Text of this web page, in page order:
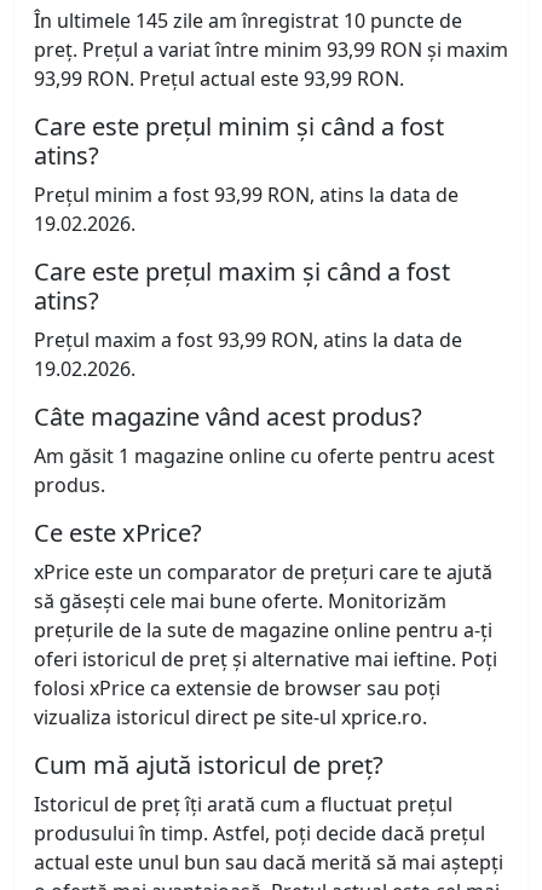
În ultimele 145 zile am înregistrat 10 puncte de
preț. Prețul a variat între minim 93,99 RON și maxim
93,99 RON. Prețul actual este 93,99 RON.
Care este prețul minim și când a fost
atins?
Prețul minim a fost 93,99 RON, atins la data de
19.02.2026.
Care este prețul maxim și când a fost
atins?
Prețul maxim a fost 93,99 RON, atins la data de
19.02.2026.
Câte magazine vând acest produs?
Am găsit 1 magazine online cu oferte pentru acest
produs.
Ce este xPrice?
xPrice este un comparator de prețuri care te ajută
să găsești cele mai bune oferte. Monitorizăm
prețurile de la sute de magazine online pentru a-ți
oferi istoricul de preț și alternative mai ieftine. Poți
folosi xPrice ca extensie de browser sau poți
vizualiza istoricul direct pe site-ul xprice.ro.
Cum mă ajută istoricul de preț?
Istoricul de preț îți arată cum a fluctuat prețul
produsului în timp. Astfel, poți decide dacă prețul
actual este unul bun sau dacă merită să mai aștepți